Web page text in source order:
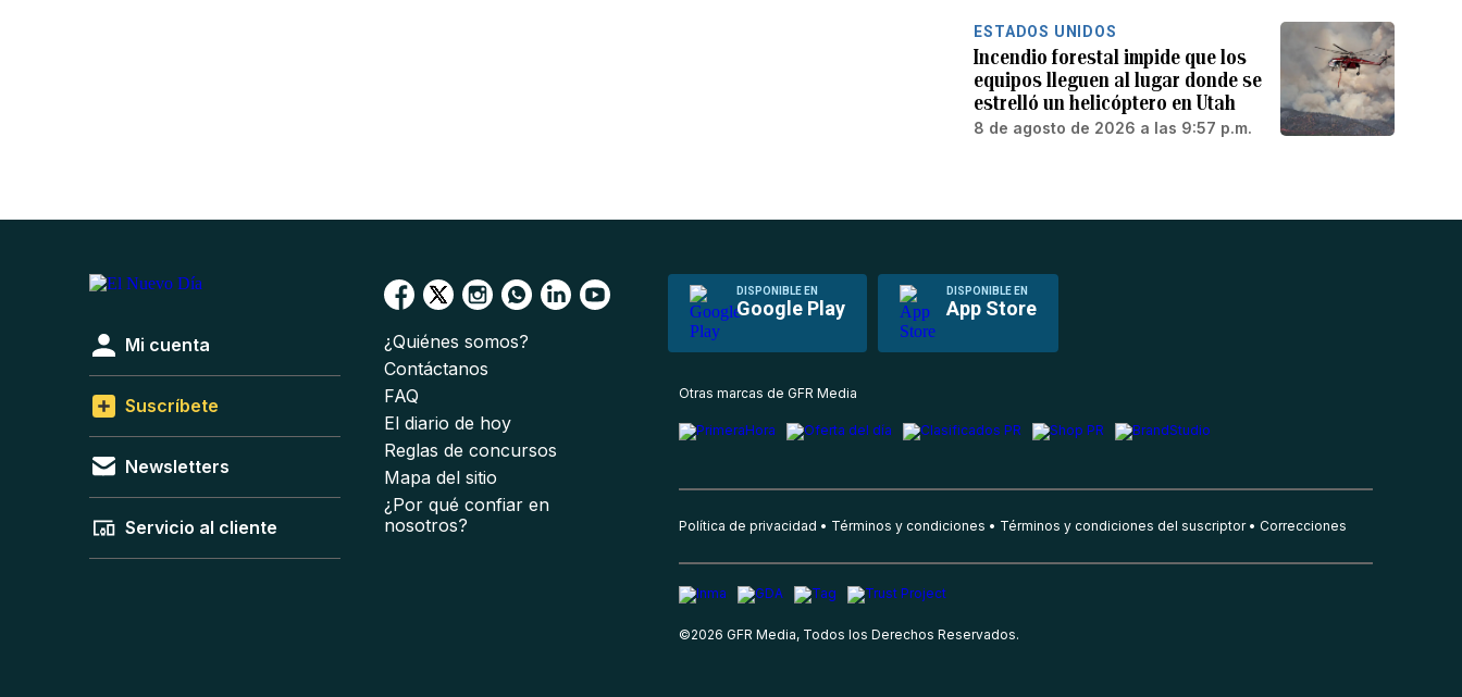
ESTADOS UNIDOS
Incendio forestal impide que los
equipos lleguen al lugar donde se
estrelló un helicóptero en Utah
8 de agosto de 2026 a las 9:57 p.m.
DISPONIBLE EN
Google Play
DISPONIBLE EN
App Store
Mi cuenta
Suscríbete
Newsletters
Servicio al cliente
¿Quiénes somos?
Contáctanos
FAQ
El diario de hoy
Reglas de concursos
Mapa del sitio
¿Por qué confiar en
nosotros?
Otras marcas de GFR Media
Política de privacidad Términos y condiciones Términos y condiciones del suscriptor Correcciones
©2026 GFR Media, Todos los Derechos Reservados.